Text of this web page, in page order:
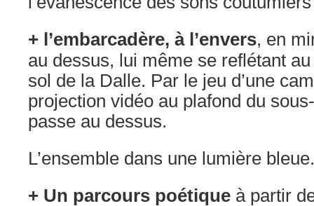
+ l’embarcadère, à l’envers, en
au dessus, lui même se reflétant
sol de la Dalle. Par le jeu d’une
projection vidéo au plafond du
passe au dessus.
L’ensemble dans une lumière bleue.
+ Un parcours poétique à partir